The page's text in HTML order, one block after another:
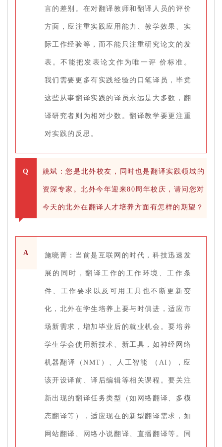
言的差别。在对翻译教师和翻译人员的评价
方面，应注重实践应用能力、教学效果、实
际工作经验等，而不能只注重研究论文的发
表。不能把发表论文作为唯一评 价标准。
我们需要更多有实践经验的口笔译员，毕竟
这些从事翻译实践的译员永远是大多数，翻
译研究者则为相对少数。翻译教学要更注重
对实践的反思。
Q 姚斌：您是北外校友，同时也是翻译实践领域的
资深专家。北外今年迎来80周年校庆，请问您对
今天的北外在翻译人才培养方面有怎样的期望？
A 施晓菁：当前是互联网的时代，科技迅速发
展的同时，翻译工作的工作环境、工作条
件、工作要求以及可用工具也不断更新变
化，北外在学生培养上要与时俱进，适应市
场新需求，增加毕业后的就业机会。要培养
学生学会使用新技术、新工具，如神经网络
机器翻译（NMT）、人工智能 （AI），应
该开设译前、译后编辑等相关课程。要关注
新出现的翻译任务类型（如网络翻译、多模
态翻译等），适应现在的新型翻译需求，如
网站翻译、网络小说翻译、直播翻译等。同